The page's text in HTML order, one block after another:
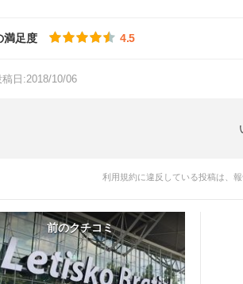
満足度 4.5
日:2018/10/06
利用規約に違反している投稿は、
前のクチコミ